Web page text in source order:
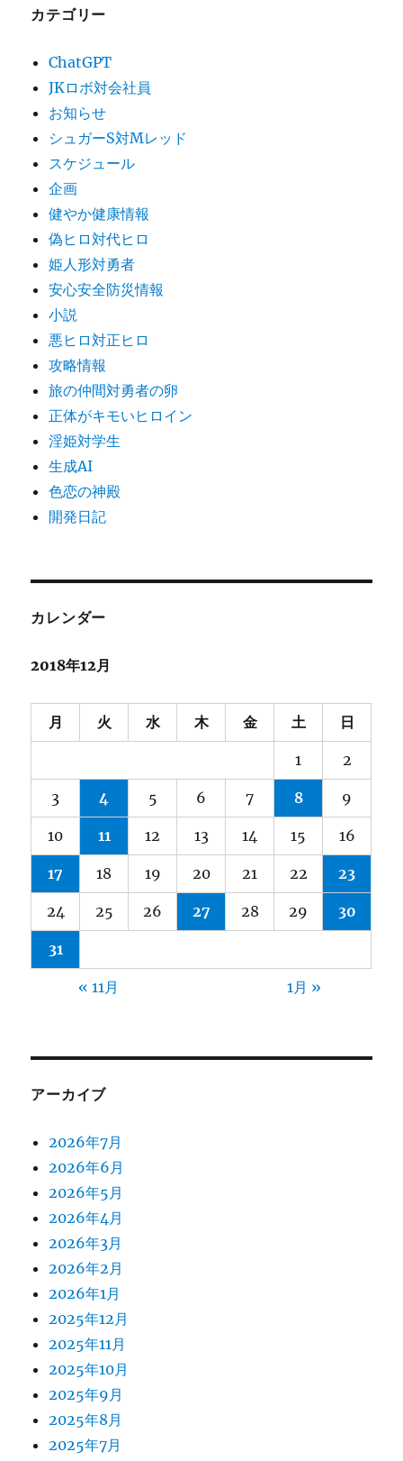
カテゴリー
ChatGPT
JKロボ対会社員
お知らせ
シュガーS対Mレッド
スケジュール
企画
健やか健康情報
偽ヒロ対代ヒロ
姫人形対勇者
安心安全防災情報
小説
悪ヒロ対正ヒロ
攻略情報
旅の仲間対勇者の卵
正体がキモいヒロイン
淫姫対学生
生成AI
色恋の神殿
開発日記
カレンダー
2018年12月
月 火 水 木 金 土 日
1 2
3 4 5 6 7 8 9
10 11 12 13 14 15 16
17 18 19 20 21 22 23
24 25 26 27 28 29 30
31
« 11月 1月 »
アーカイブ
2026年7月
2026年6月
2026年5月
2026年4月
2026年3月
2026年2月
2026年1月
2025年12月
2025年11月
2025年10月
2025年9月
2025年8月
2025年7月